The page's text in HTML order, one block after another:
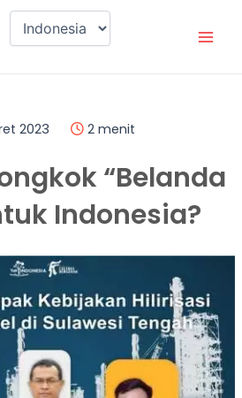
2023 2 menit
“Belanda
Indonesia?